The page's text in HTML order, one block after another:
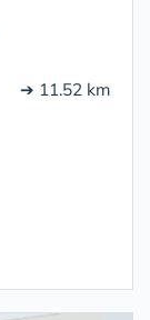
➔ 11.52 km